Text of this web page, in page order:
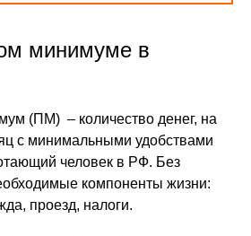
минимуме в
(ПМ) – количество денег, на
с минимальными удобствами
человек в РФ. Без
компоненты жизни:
проезд, налоги.